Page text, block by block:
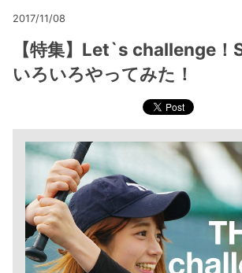
2017/11/08
【特集】Let`s challenge！
いろいろやってみた！